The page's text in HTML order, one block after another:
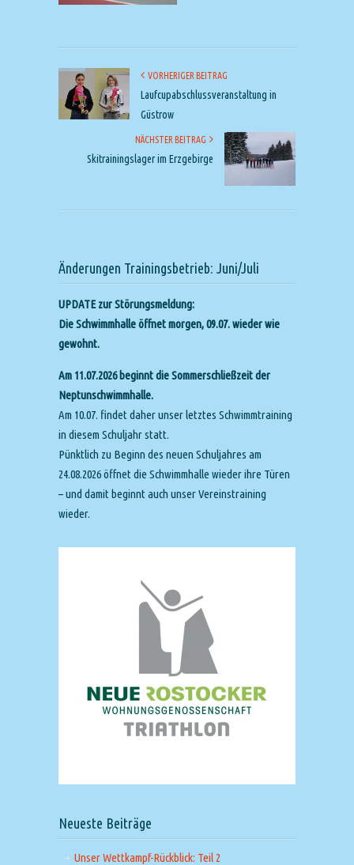
VORHERIGER BEITRAG
Laufcupabschlussveranstaltung in
Güstrow
NÄCHSTER BEITRAG
Skitrainingslager im Erzgebirge
Änderungen Trainingsbetrieb: Juni/Juli
UPDATE zur Störungsmeldung:
Die Schwimmhalle öffnet morgen, 09.07. wieder wie
gewohnt.
Am 11.07.2026 beginnt die Sommerschließzeit der
Neptunschwimmhalle.
Am 10.07. findet daher unser letztes Schwimmtraining
in diesem Schuljahr statt.
Pünktlich zu Beginn des neuen Schuljahres am
24.08.2026 öffnet die Schwimmhalle wieder ihre Türen
– und damit beginnt auch unser Vereinstraining
wieder.
Neueste Beiträge
Unser Wettkampf-Rückblick: Teil 2